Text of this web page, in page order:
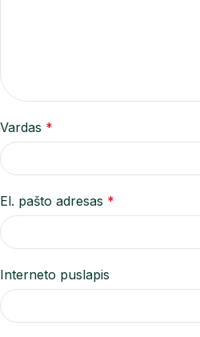
Vardas *
El. pašto adresas *
Interneto puslapis